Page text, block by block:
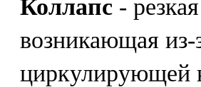
Коллапс -
возникающая из-
циркулирующей